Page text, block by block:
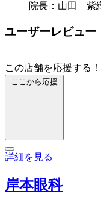
院長：山田 紫
ユーザーレビュー
この店舗を応援する！
ここから応援
詳細を見る
岸本眼科